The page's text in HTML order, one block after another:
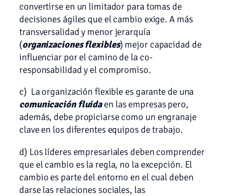
convertirse en un limitador para tomas de
decisiones ágiles que el cambio exige. A más
transversalidad y menor jerarquía
(organizaciones flexibles) mejor capacidad de
influenciar por el camino de la co-
responsabilidad y el compromiso.
c) La organización flexible es garante de una
comunicación fluidaen las empresas pero,
además, debe propiciarse como un engranaje
clave en los diferentes equipos de trabajo.
d) Los líderes empresariales deben comprender
que el cambio es la regla, no la excepción. El
cambio es parte del entorno en el cual deben
darse las relaciones sociales, las